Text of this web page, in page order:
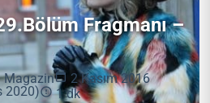
Fragmanı –
Magazin
2 Kasım 2016
2020)
1 dk